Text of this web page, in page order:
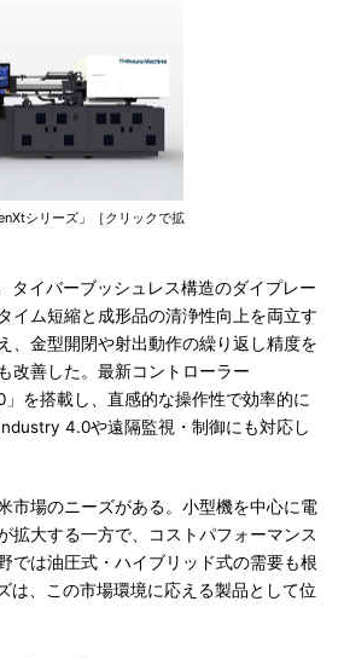
シリーズ」［クリックで拡
イバーブッシュレス構造のダイプレー
イム短縮と成形品の清浄性向上を両立す
、金型開閉や射出動作の繰り返し精度を
改善した。最新コントローラー
」を搭載し、直感的な操作性で効率的に
4.0や遠隔監視・制御にも対応し
市場のニーズがある。小型機を中心に電
拡大する一方で、コストパフォーマンス
では油圧式・ハイブリッド式の需要も根
は、この市場環境に応える製品として位